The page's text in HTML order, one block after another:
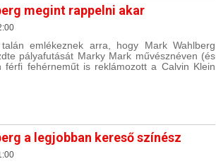
megint rappelni akar
emlékeznek arra, hogy Mark Wahlberg
pályafutását Marky Mark művésznéven (és
férfi fehérneműt is reklámozott a Calvin Klein
a legjobban kereső színész